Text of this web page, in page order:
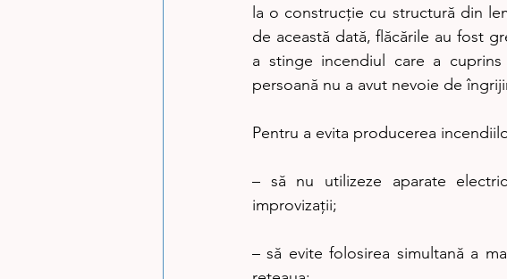
la o construcție cu structură din
de această dată, flăcările au fost
a stinge incendiul care a
persoană nu a avut nevoie de
Pentru a evita producerea
– să nu utilizeze aparate
improvizaţii;
– să evite folosirea simultană a